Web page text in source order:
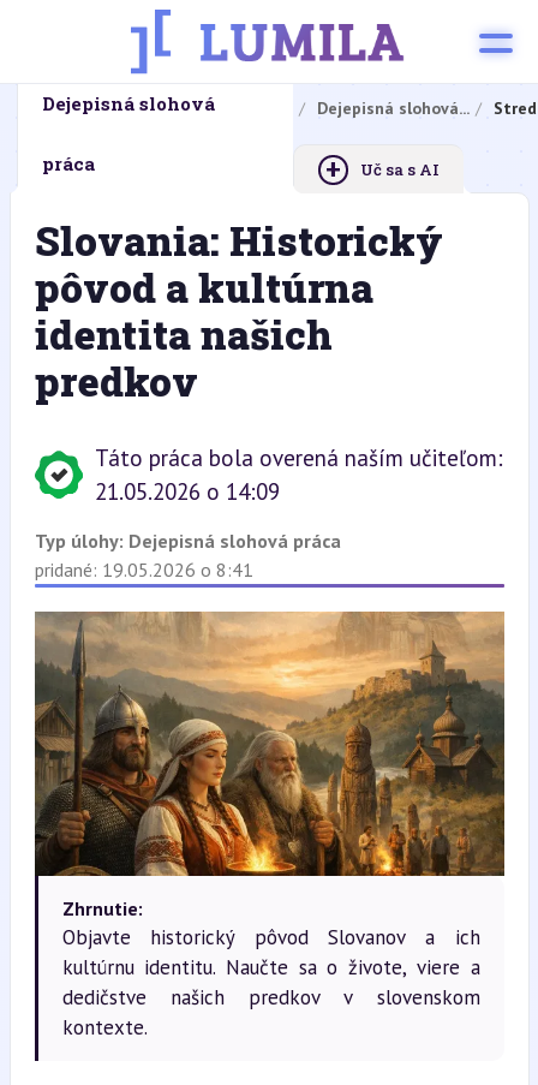
Domovská stránka Domáce úlohy Dejepisná slohová...
Dejepisná slohová
práca + Uč sa s AI
Slovania: Historický
pôvod a kultúrna
identita našich
predkov
Táto práca bola overená naším učiteľom:
21.05.2026 o 14:09
Typ úlohy: Dejepisná slohová práca
pridané: 19.05.2026 o 8:41
Zhrnutie:
Objavte historický pôvod Slovanov a ich
kultúrnu identitu. Naučte sa o živote, viere a
dedičstve našich predkov v slovenskom
kontexte.